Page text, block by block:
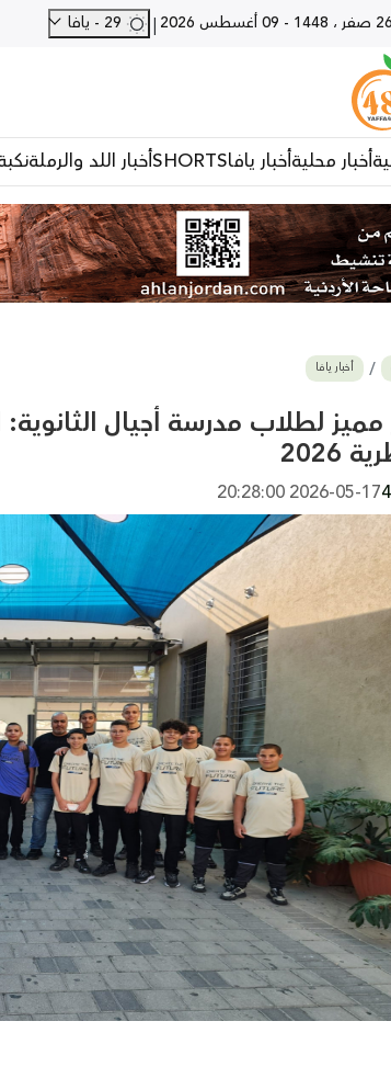
- 09 أغسطس 2026 |
أخبار محليةأخبار يافاSHORTSأخبار اللد والرملةنكبة
أخبار يافا
مميز لطلاب مدرسة أجيال
2026
2026-05-17 20:28:00